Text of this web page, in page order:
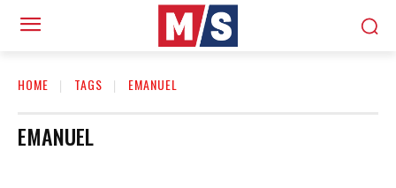
HOME TAGS EMANUEL
EMANUEL